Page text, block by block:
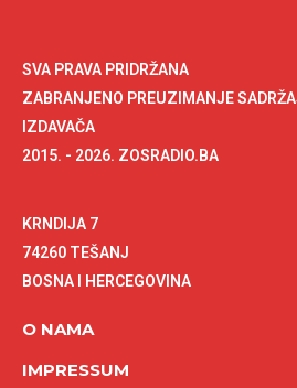
SVA PRAVA PRIDRŽANA
ZABRANJENO PREUZIMANJE
IZDAVAČA
2015. - 2026. ZOSRADIO.BA
KRNDIJA 7
74260 TEŠANJ
BOSNA I HERCEGOVINA
O NAMA
IMPRESSUM